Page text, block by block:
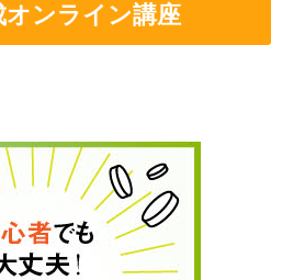
オンライン講座